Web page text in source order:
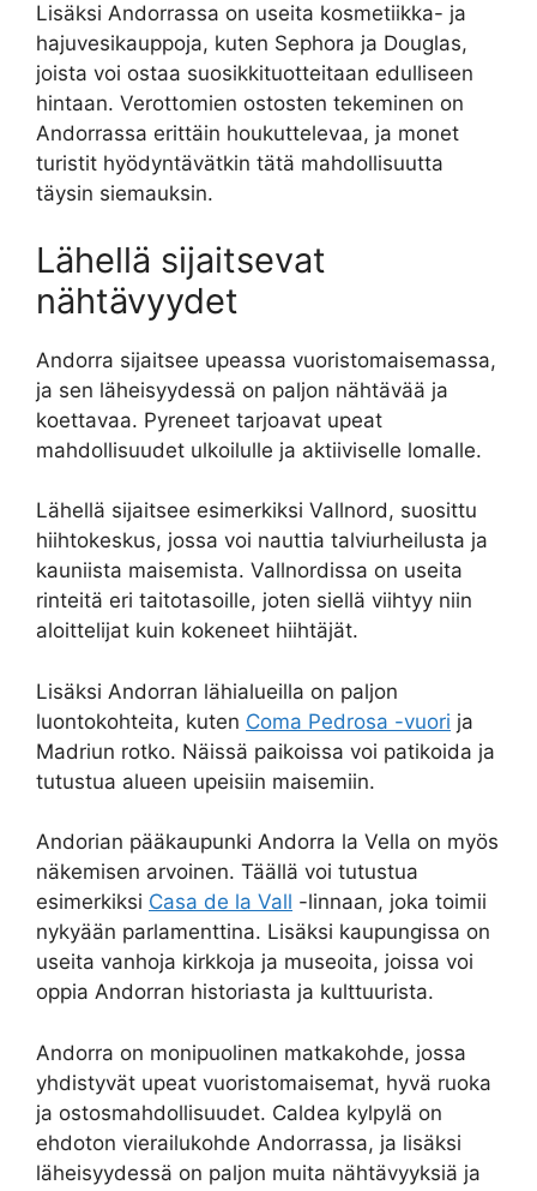
Lisäksi Andorrassa on useita kosmetiikka- ja
hajuvesikauppoja, kuten Sephora ja Douglas,
joista voi ostaa suosikkituotteitaan edulliseen
hintaan. Verottomien ostosten tekeminen on
Andorrassa erittäin houkuttelevaa, ja monet
turistit hyödyntävätkin tätä mahdollisuutta
täysin siemauksin.
Lähellä sijaitsevat
nähtävyydet
Andorra sijaitsee upeassa vuoristomaisemassa,
ja sen läheisyydessä on paljon nähtävää ja
koettavaa. Pyreneet tarjoavat upeat
mahdollisuudet ulkoilulle ja aktiiviselle lomalle.
Lähellä sijaitsee esimerkiksi Vallnord, suosittu
hiihtokeskus, jossa voi nauttia talviurheilusta ja
kauniista maisemista. Vallnordissa on useita
rinteitä eri taitotasoille, joten siellä viihtyy niin
aloittelijat kuin kokeneet hiihtäjät.
Lisäksi Andorran lähialueilla on paljon
luontokohteita, kuten Coma Pedrosa -vuori ja
Madriun rotko. Näissä paikoissa voi patikoida ja
tutustua alueen upeisiin maisemiin.
Andorian pääkaupunki Andorra la Vella on myös
näkemisen arvoinen. Täällä voi tutustua
esimerkiksi Casa de la Vall -linnaan, joka toimii
nykyään parlamenttina. Lisäksi kaupungissa on
useita vanhoja kirkkoja ja museoita, joissa voi
oppia Andorran historiasta ja kulttuurista.
Andorra on monipuolinen matkakohde, jossa
yhdistyvät upeat vuoristomaisemat, hyvä ruoka
ja ostosmahdollisuudet. Caldea kylpylä on
ehdoton vierailukohde Andorrassa, ja lisäksi
läheisyydessä on paljon muita nähtävyyksiä ja